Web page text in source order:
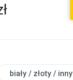
biały / złoty / inny